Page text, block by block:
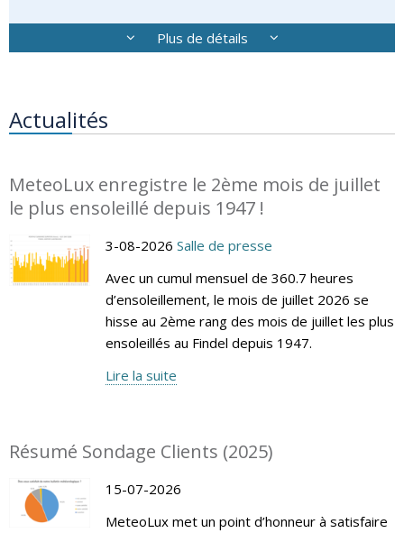
Plus de détails
Actualités
MeteoLux enregistre le 2ème mois de juillet
le plus ensoleillé depuis 1947 !
3-08-2026 Salle de presse
Avec un cumul mensuel de 360.7 heures
d’ensoleillement, le mois de juillet 2026 se
hisse au 2ème rang des mois de juillet les plus
ensoleillés au Findel depuis 1947.
Lire la suite
Résumé Sondage Clients (2025)
15-07-2026
MeteoLux met un point d’honneur à satisfaire